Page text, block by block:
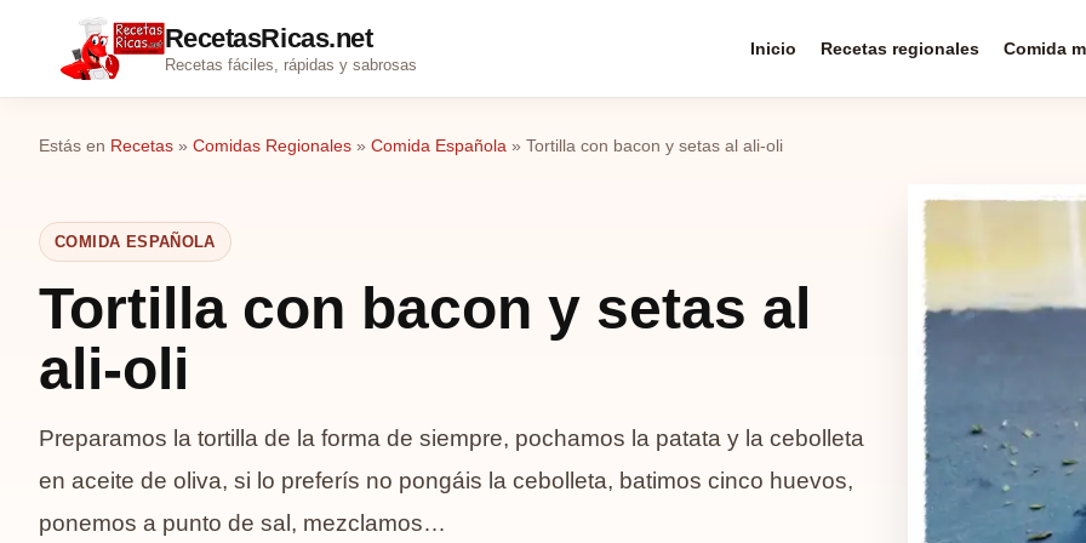
RecetasRicas.net
Recetas fáciles, rápidas y sabrosas
Inicio Recetas regionales Comida
Estás en Recetas » Comidas Regionales » Comida Española » Tortilla con bacon y setas al ali-oli
COMIDA ESPAÑOLA
Tortilla con bacon y setas al
ali-oli
Preparamos la tortilla de la forma de siempre, pochamos la patata y la cebolleta
en aceite de oliva, si lo preferís no pongáis la cebolleta, batimos cinco huevos,
ponemos a punto de sal, mezclamos…